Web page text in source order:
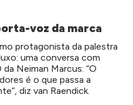
voz da marca
protagonista da palestra
uma conversa com
Neiman Marcus: “O
é o que passa a
diz van Raendick.